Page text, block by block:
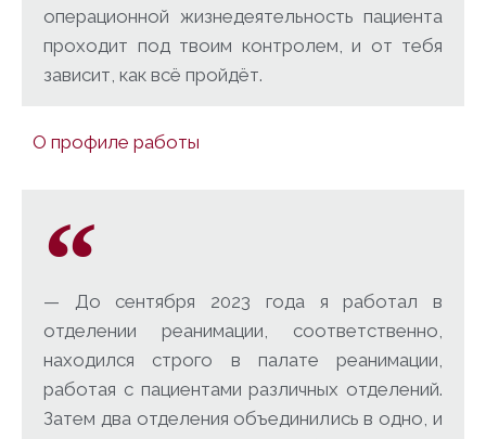
операционной жизнедеятельность пациента
проходит под твоим контролем, и от тебя
зависит, как всё пройдёт.
О профиле работы
— До сентября 2023 года я работал в
отделении реанимации, соответственно,
находился строго в палате реанимации,
работая с пациентами различных отделений.
Затем два отделения объединились в одно, и